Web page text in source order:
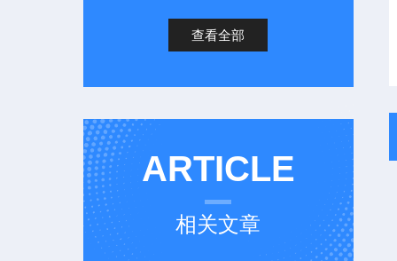
查看全部
ARTICLE
相关文章